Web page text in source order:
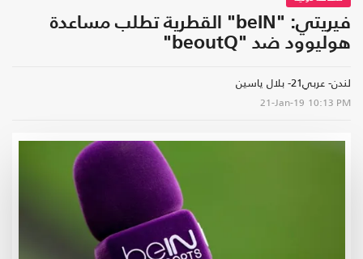
فيريتي: "beIN" القطرية تطلب مساعدة
هوليوود ضد "beoutQ"
لندن- عربي21- بلال ياسين
21-Jan-19 10:13 PM